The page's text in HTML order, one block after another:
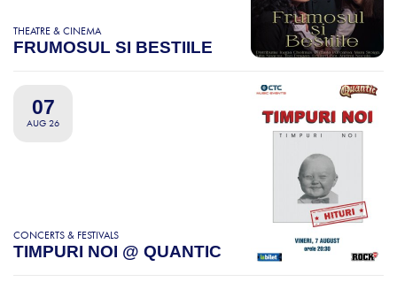
THEATRE & CINEMA
FRUMOSUL SI BESTIILE
07
AUG 26
CONCERTS & FESTIVALS
TIMPURI NOI @ QUANTIC